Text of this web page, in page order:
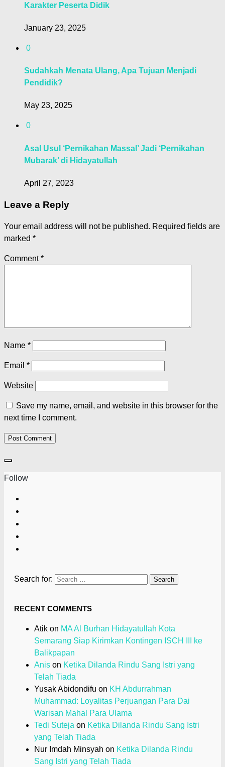
Karakter Peserta Didik
January 23, 2025
0
Sudahkah Menata Ulang, Apa Tujuan Menjadi
Pendidik?
May 23, 2025
0
Asal Usul ‘Pernikahan Massal’ Jadi ‘Pernikahan
Mubarak’ di Hidayatullah
April 27, 2023
Leave a Reply
Your email address will not be published. Required fields are
marked *
Comment*
Name *
Email *
Website
Save my name, email, and website in this browser for the
next time I comment.
Follow
Search for:
RECENT COMMENTS
Atik on MA Al Burhan Hidayatullah Kota
Semarang Siap Kirimkan Kontingen ISCH III ke
Balikpapan
Anis on Ketika Dilanda Rindu Sang Istri yang
Telah Tiada
Yusak Abidondifu on KH Abdurrahman
Muhammad: Loyalitas Perjuangan Para Dai
Warisan Mahal Para Ulama
Tedi Suteja on Ketika Dilanda Rindu Sang Istri
yang Telah Tiada
Nur Imdah Minsyah on Ketika Dilanda Rindu
Sang Istri yang Telah Tiada